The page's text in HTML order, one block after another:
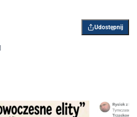
Udostępnij